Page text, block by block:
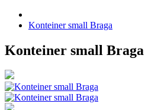
Konteiner small Braga
Konteiner small Braga